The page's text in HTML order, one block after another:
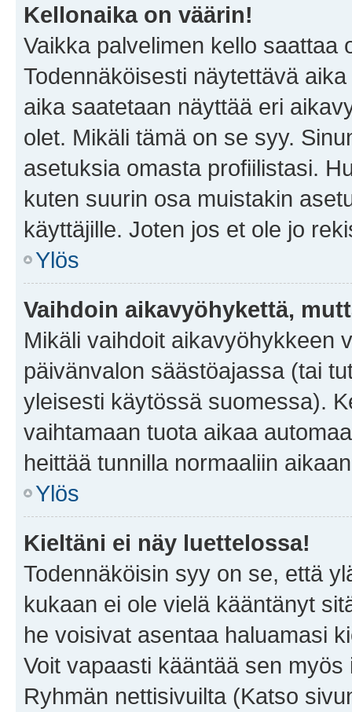
Kellonaika on väärin!
Vaikka palvelimen kello saattaa
Todennäköisesti näytettävä
aika saatetaan näyttää eri
olet. Mikäli tämä on se syy.
asetuksia omasta profiilistasi.
kuten suurin osa muistakin
käyttäjille. Joten jos et ole jo
Ylös
Vaihdoin aikavyöhykettä,
Mikäli vaihdoit aikavyöhykkeen
päivänvalon säästöajassa (tai
yleisesti käytössä suomessa).
vaihtamaan tuota aikaa
heittää tunnilla normaaliin
Ylös
Kieltäni ei näy luettelossa!
Todennäköisin syy on se, että
kukaan ei ole vielä kääntänyt
he voisivat asentaa haluamasi
Voit vapaasti kääntää sen
Ryhmän nettisivuilta (Katso